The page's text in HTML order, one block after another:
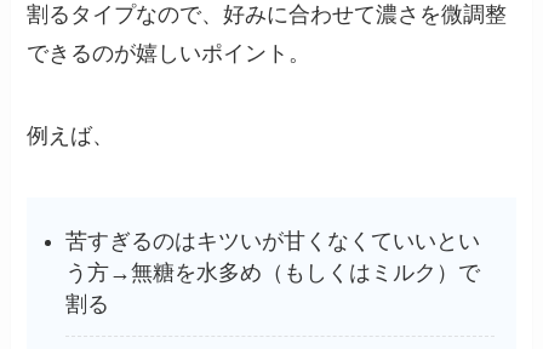
割るタイプなので、好みに合わせて濃さを微調整
できるのが嬉しいポイント。
例えば、
苦すぎるのはキツいが甘くなくていいとい
う方→無糖を水多め（もしくはミルク）で
割る